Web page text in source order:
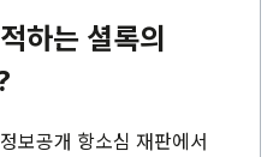
하는 셜록의
보공개 항소심 재판에서